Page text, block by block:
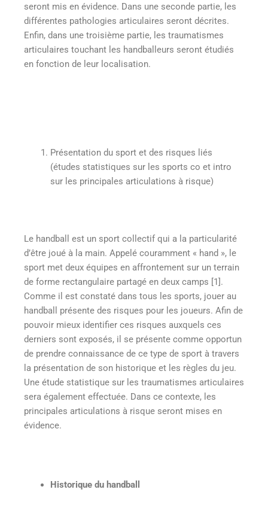
seront mis en évidence. Dans une seconde partie, les
différentes pathologies articulaires seront décrites.
Enfin, dans une troisième partie, les traumatismes
articulaires touchant les handballeurs seront étudiés
en fonction de leur localisation.
Présentation du sport et des risques liés
(études statistiques sur les sports co et intro
sur les principales articulations à risque)
Le handball est un sport collectif qui a la particularité
d’être joué à la main. Appelé couramment « hand », le
sport met deux équipes en affrontement sur un terrain
de forme rectangulaire partagé en deux camps [1].
Comme il est constaté dans tous les sports, jouer au
handball présente des risques pour les joueurs. Afin de
pouvoir mieux identifier ces risques auxquels ces
derniers sont exposés, il se présente comme opportun
de prendre connaissance de ce type de sport à travers
la présentation de son historique et les règles du jeu.
Une étude statistique sur les traumatismes articulaires
sera également effectuée. Dans ce contexte, les
principales articulations à risque seront mises en
évidence.
Historique du handball